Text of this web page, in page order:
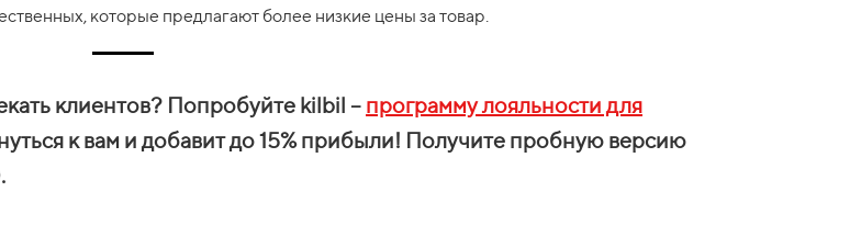
которые предлагают более низкие цены за товар.
клиентов? Попробуйте kilbil – программу лояльности для
к вам и добавит до 15% прибыли! Получите пробную версию